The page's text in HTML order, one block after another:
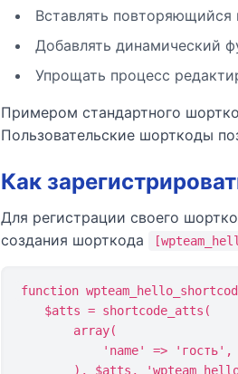
Вставлять повторяющийся
Добавлять динамический
Упрощать процесс
Примером стандартного
Пользовательские шорткоды
Как
Для регистрации своего
создания шорткода
function